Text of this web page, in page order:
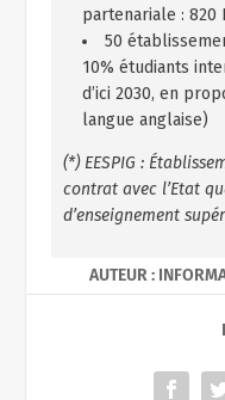
partenariale : 820
50
10% étudiants
d’ici 2030, en
langue anglaise)
(*) EESPIG :
contrat avec l’Etat
d’enseignement
AUTEUR :